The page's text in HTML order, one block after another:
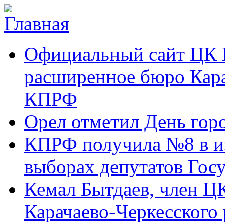
Перейти к основному содержанию
Черкесское
республиканское
отделение
Коммунистической
партии Российской
Федерации
аргументы,
фактыОфициальный сайт ЦК
расширенное бюро
КПРФ
Орел отметил День
КПРФ получила №8 в
выборах депутатов
Кемал Бытдаев, член
Карачаево-